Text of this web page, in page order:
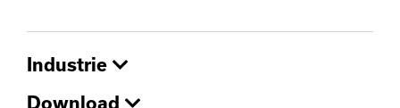
Industrie
Download